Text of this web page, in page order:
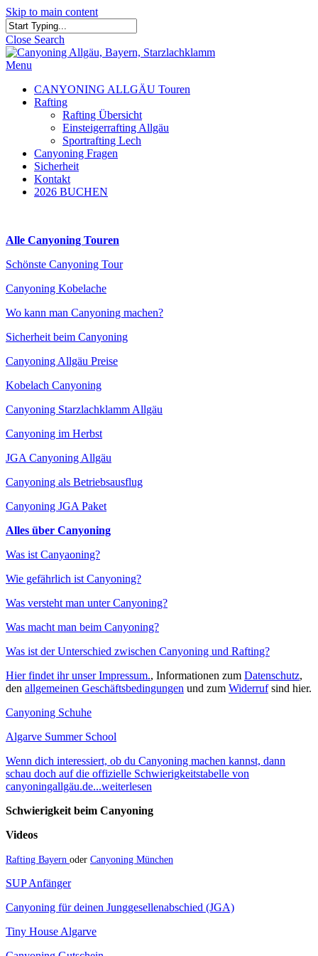
Skip to main content
Close Search
Menu
CANYONING ALLGÄU Touren
Rafting
Rafting Übersicht
Einsteigerrafting Allgäu
Sportrafting Lech
Canyoning Fragen
Sicherheit
Kontakt
2026 BUCHEN
Alle Canyoning Touren
Schönste Canyoning Tour
Canyoning Kobelache
Wo kann man Canyoning machen?
Sicherheit beim Canyoning
Canyoning Allgäu Preise
Kobelach Canyoning
Canyoning Starzlachklamm Allgäu
Canyoning im Herbst
JGA Canyoning Allgäu
Canyoning als Betriebsausflug
Canyoning JGA Paket
Alles über Canyoning
Was ist Canyaoning?
Wie gefährlich ist Canyoning?
Was versteht man unter Canyoning?
Was macht man beim Canyoning?
Was ist der Unterschied zwischen Canyoning und Rafting?
Hier findet ihr unser Impressum., Informationen zum Datenschutz,
den allgemeinen Geschäftsbedingungen und zum Widerrufsind hier.
Canyoning Schuhe
Algarve Summer School
Wenn dich interessiert, ob du Canyoning machen kannst, dann
schau doch auf die offizielle Schwierigkeitstabelle von
canyoningallgäu.de...weiterlesen
Schwierigkeit beim Canyoning
Videos
Rafting Bayern oder Canyoning München
SUP Anfänger
Canyoning für deinen Junggesellenabschied (JGA)
Tiny House Algarve